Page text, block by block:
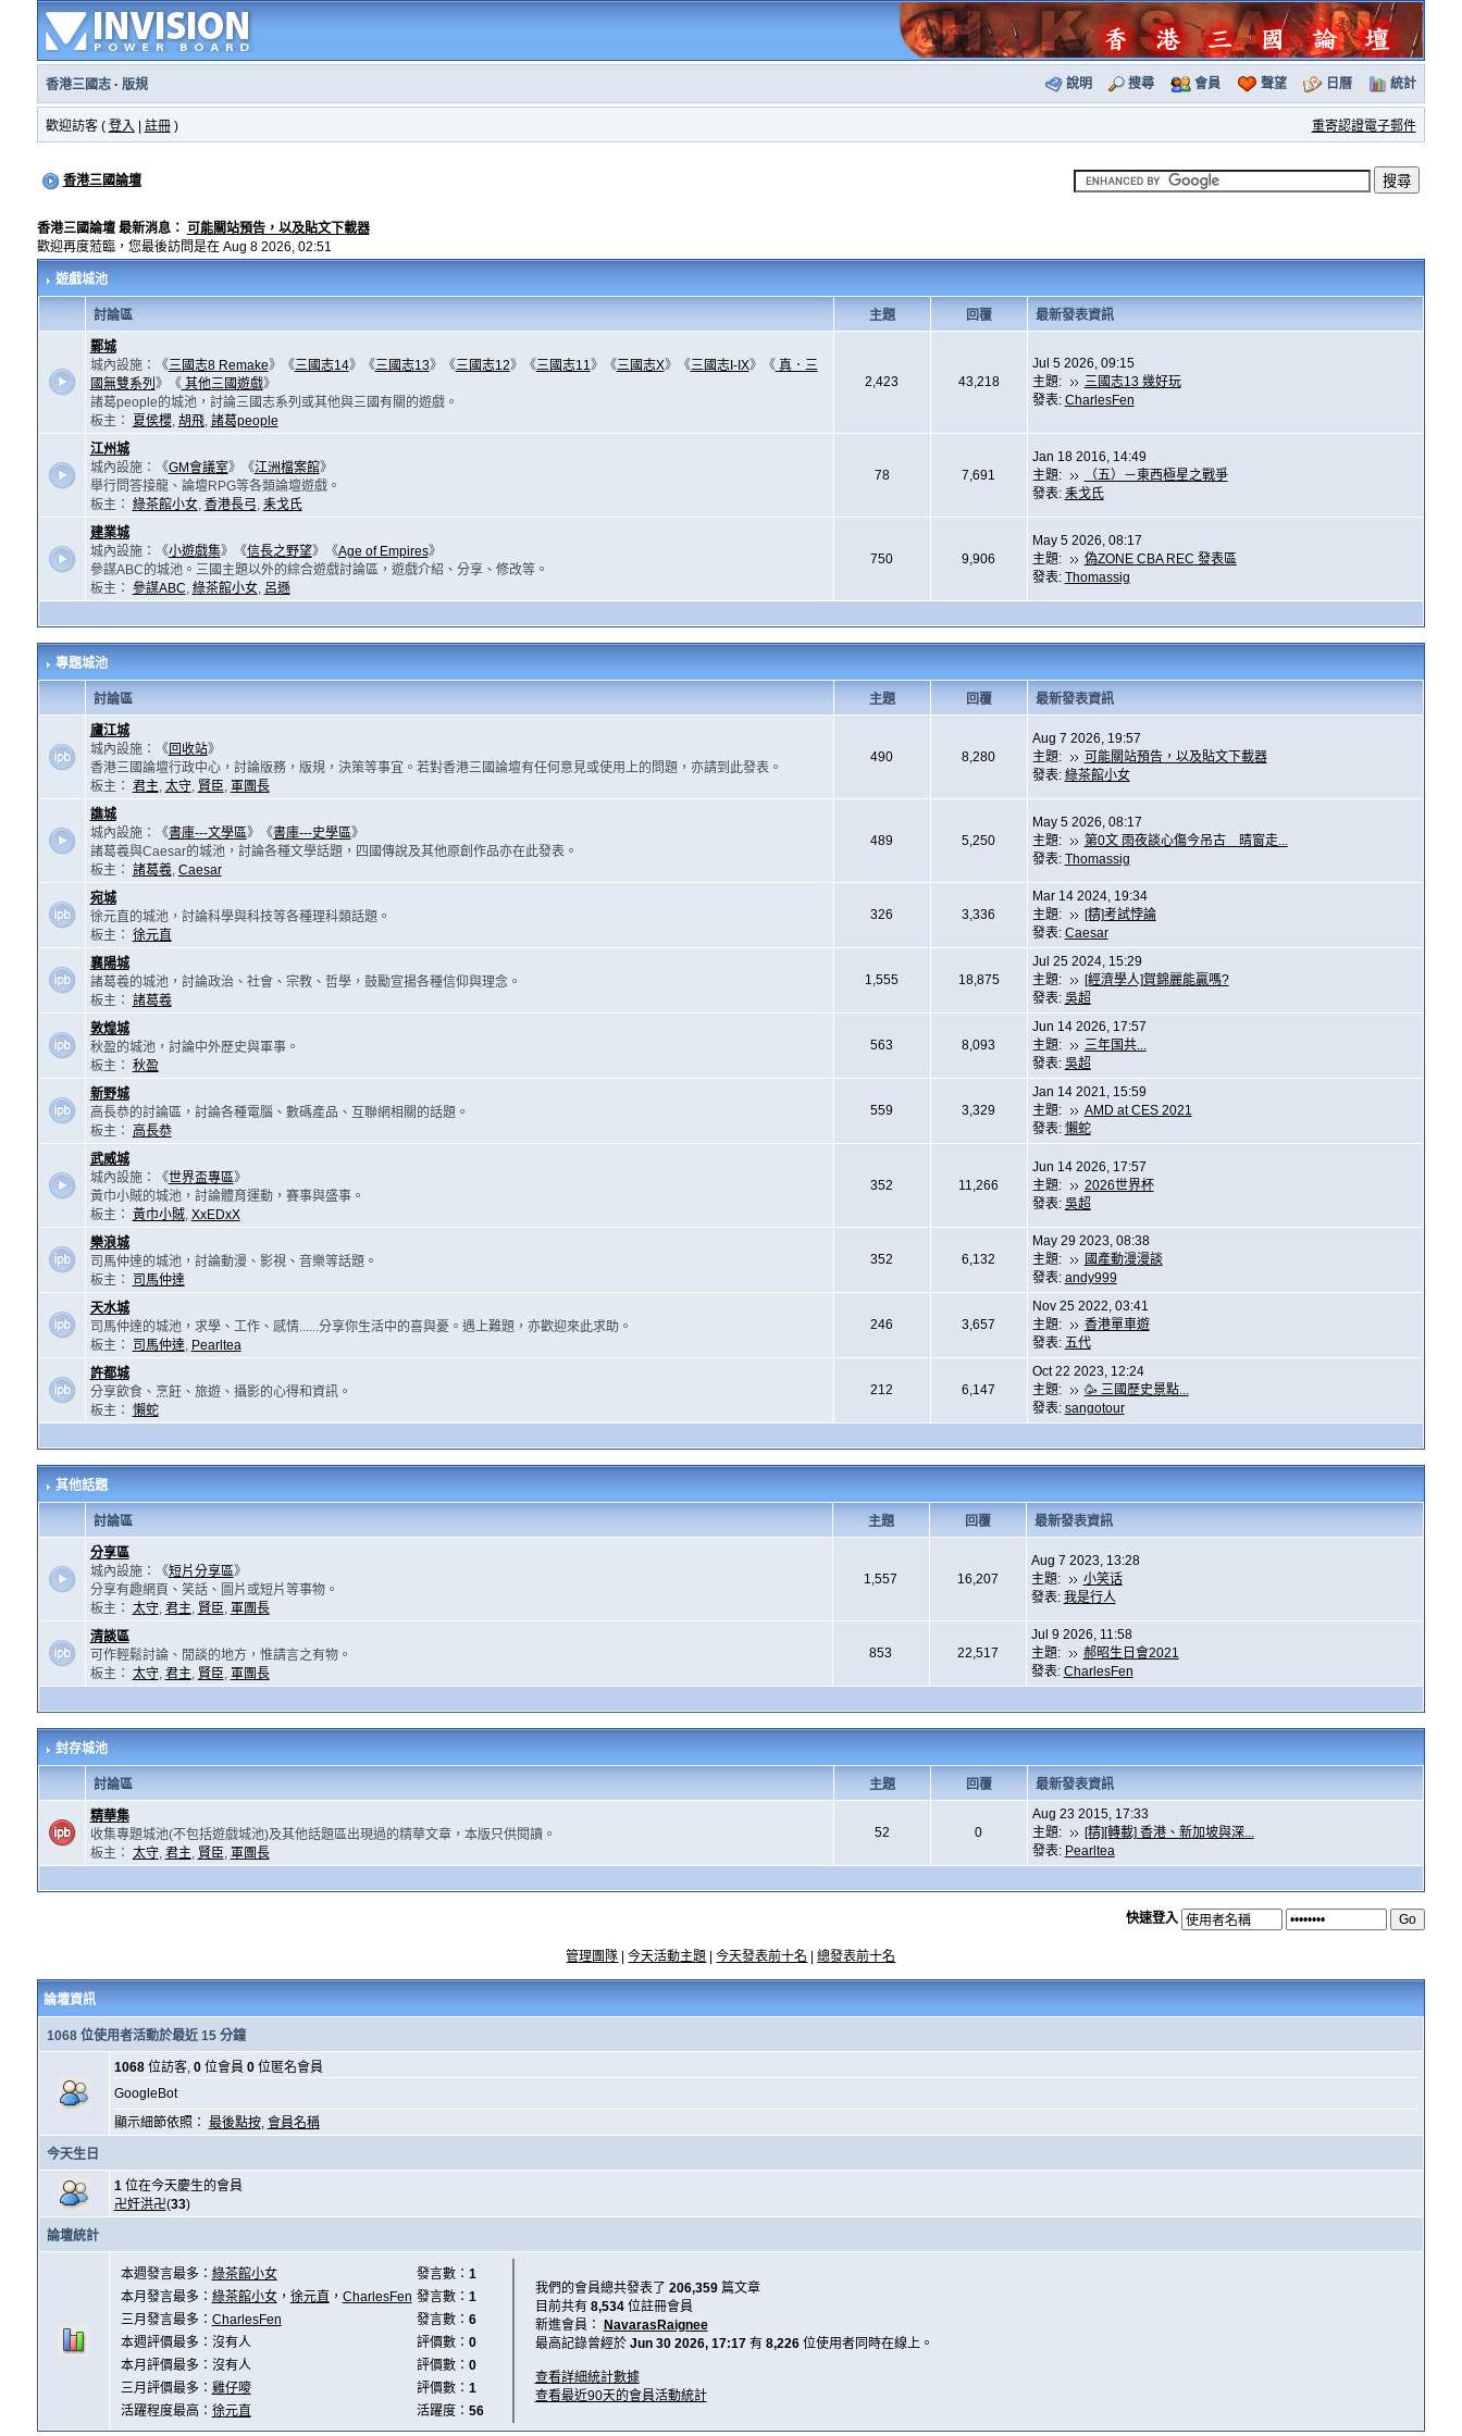
香港三國志· 版規 說明 搜尋 會員 聲望 日曆 統計
歡迎訪客 ( 登入 註冊) 重寄認證電子郵件
香港三國論壇
香港三國論壇 最新消息： 可能關站預告，以及貼文下載器
歡迎再度蒞臨，您最後訪問是在 Aug 8 2026, 02:51
遊戲城池
討論區 主題 回覆 最新發表資訊
鄴城
城內設施：《三國志8 Remake》《三國志14》《三國志13》《三國志12》《三國志11》《三國志X》《三國志I-IX》《真．三
國無雙系列 》《其他三國遊戲》
諸葛people的城池，討論三國志系列或其他與三國有關的遊戲。
板主：
夏侯櫻, 胡飛, 諸葛people
2,423 43,218
Jul 5 2026, 09:15
主題:
三國志13 幾好玩
發表: CharlesFen
江州城
城內設施：《GM會議室》《江洲檔案館》
舉行問答接龍、論壇RPG等各類論壇遊戲。
板主： 綠茶館小女, 香港長弓, 耒戈氏
78 7,691
Jan 18 2016, 14:49
主題:
（五）－東西極星之戰爭
發表: 耒戈氏
建業城
城內設施：《小遊戲集》《信長之野望》《Age of Empires》
參謀ABC的城池。三國主題以外的綜合遊戲討論區，遊戲介紹、分享、修改等。
板主： 參謀ABC, 綠茶館小女, 呂遜
750 9,906
May 5 2026, 08:17
主題:
偽ZONE CBA REC 發表區
發表: Thomassig
專題城池
討論區 主題 回覆 最新發表資訊
廬江城
城內設施：《回收站》
香港三國論壇行政中心，討論版務，版規，決策等事宜。若對香港三國論壇有任何意見或使用上的問題，亦請到此發表。
板主： 君主, 太守, 賢臣, 軍團長
490 8,280
Aug 7 2026, 19:57
主題:
可能關站預告，以及貼文下載器
發表: 綠茶館小女
譙城
城內設施：《書庫---文學區》《書庫---史學區》
諸葛羲與Caesar的城池，討論各種文學話題，四國傳說及其他原創作品亦在此發表。
板主： 諸葛羲, Caesar
489 5,250
May 5 2026, 08:17
主題:
第0文 雨夜談心傷今吊古 晴窗走...
發表: Thomassig
宛城
徐元直的城池，討論科學與科技等各種理科類話題。
板主： 徐元直
326 3,336
Mar 14 2024, 19:34
主題:
[精]考試悖論
發表: Caesar
襄陽城
諸葛羲的城池，討論政治、社會、宗教、哲學，鼓勵宣揚各種信仰與理念。
板主： 諸葛羲
1,555 18,875
Jul 25 2024, 15:29
主題:
[經濟學人]賀錦麗能贏嗎?
發表: 吳超
敦煌城
秋盈的城池，討論中外歷史與軍事。
板主： 秋盈
563 8,093
Jun 14 2026, 17:57
主題:
三年国共...
發表: 吳超
新野城
高長恭的討論區，討論各種電腦、數碼產品、互聯網相關的話題。
板主：
高長恭
559 3,329
Jan 14 2021, 15:59
主題:
AMD at CES 2021
發表: 懶蛇
武威城
城內設施：《世界盃專區》
黃巾小賊的城池，討論體育運動，賽事與盛事。
板主： 黃巾小賊, XxEDxX
352 11,266
Jun 14 2026, 17:57
主題:
2026世界杯
發表: 吳超
樂浪城
司馬仲達的城池，討論動漫、影視、音樂等話題。
板主：
司馬仲達
352 6,132
May 29 2023, 08:38
主題:
國產動漫漫談
發表: andy999
天水城
司馬仲達的城池，求學、工作、感情......分享你生活中的喜與憂。遇上難題，亦歡迎來此求助。
板主：
司馬仲達, Pearltea
246 3,657
Nov 25 2022, 03:41
主題:
香港單車遊
發表: 五代
許都城
分享飲食、烹飪、旅遊、攝影的心得和資訊。
板主： 懶蛇
212 6,147
Oct 22 2023, 12:24
主題:
🥳 三國歷史景點...
發表: sangotour
其他話題
討論區 主題 回覆 最新發表資訊
分享區
城內設施：《短片分享區》
分享有趣網頁、笑話、圖片或短片等事物。
板主： 太守, 君主, 賢臣, 軍團長
1,557 16,207
Aug 7 2023, 13:28
主題:
小笑话
發表: 我是行人
清談區
可作輕鬆討論、閒談的地方，惟請言之有物。
板主： 太守, 君主, 賢臣, 軍團長
853 22,517
Jul 9 2026, 11:58
主題:
郝昭生日會2021
發表: CharlesFen
封存城池
討論區 主題 回覆 最新發表資訊
精華集
收集專題城池(不包括遊戲城池)及其他話題區出現過的精華文章，本版只供閱讀。
板主： 太守, 君主, 賢臣, 軍團長
52 0
Aug 23 2015, 17:33
主題:
[精][轉載] 香港、新加坡與深...
發表: Pearltea
快速登入
管理團隊 |今天活動主題 |今天發表前十名 |總發表前十名
論壇資訊
1068 位使用者活動於最近 15 分鐘
1068位訪客, 0位會員 0位匿名會員
GoogleBot
顯示細節依照： 最後點按, 會員名稱
今天生日
1位在今天慶生的會員
卍奸洪卍(33)
論壇統計
本週發言最多： 綠茶館小女 發言數： 1
本月發言最多： 綠茶館小女， 徐元直 ， CharlesFen 發言數： 1
三月發言最多： CharlesFen 發言數： 6
本週評價最多：沒有人
評價數： 0
本月評價最多：沒有人
評價數： 0
三月評價最多： 雞仔嘜 評價數： 1
活躍程度最高： 徐元直 活躍度： 56
我們的會員總共發表了 206,359篇文章
目前共有 8,534位註冊會員
新進會員： NavarasRaignee
最高記錄曾經於 Jun 30 2026, 17:17 有 8,226位使用者同時在線上。
查看詳細統計數據
查看最近90天的會員活動統計